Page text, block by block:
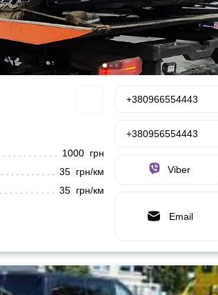
1000 грн
35 грн/км
35 грн/км
+380966554443
+380956554443
Viber
Email